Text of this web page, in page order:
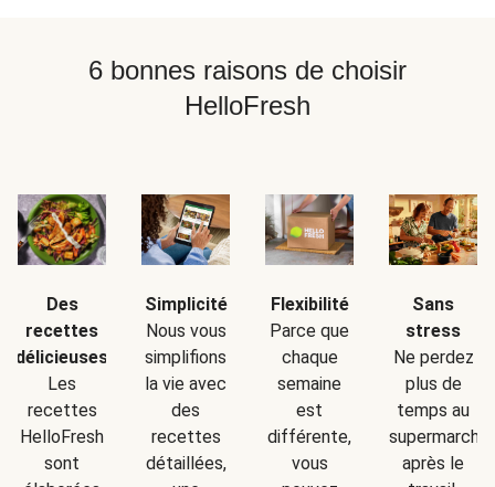
6 bonnes raisons de choisir
HelloFresh
Des
recettes
délicieuses
Les
recettes
HelloFresh
sont
Simplicité
Nous vous
simplifions
la vie avec
des
recettes
détaillées,
Flexibilité
Parce que
chaque
semaine
est
différente,
vous
Sans
stress
Ne perdez
plus de
temps au
supermarché
après le